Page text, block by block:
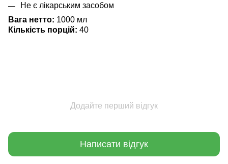
Не є лікарським засобом
Вага нетто: 1000 мл
Кількість порцій: 40
Додайте перший відгук
Написати відгук